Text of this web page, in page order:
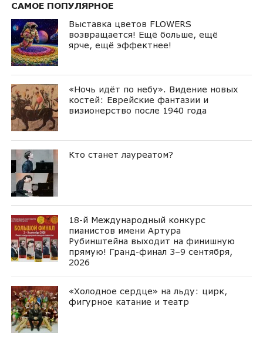
САМОЕ ПОПУЛЯРНОЕ
Выставка цветов FLOWERS
возвращается! Ещё больше, ещё
ярче, ещё эффектнее!
«Ночь идёт по небу». Видение новых
костей: Еврейские фантазии и
визионерство после 1940 года
Кто станет лауреатом?
18-й Международный конкурс
пианистов имени Артура
Рубинштейна выходит на финишную
прямую! Гранд-финал 3–9 сентября,
2026
«Холодное сердце» на льду: цирк,
фигурное катание и театр